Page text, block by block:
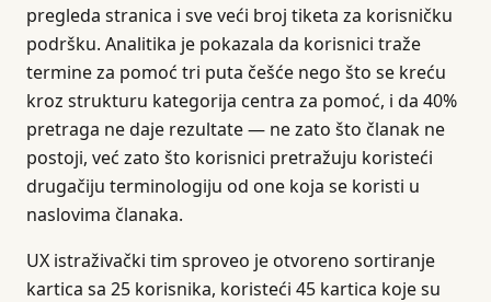
pregleda stranica i sve veći broj tiketa za korisničku
podršku. Analitika je pokazala da korisnici traže
termine za pomoć tri puta češće nego što se kreću
kroz strukturu kategorija centra za pomoć, i da 40%
pretraga ne daje rezultate — ne zato što članak ne
postoji, već zato što korisnici pretražuju koristeći
drugačiju terminologiju od one koja se koristi u
naslovima članaka.
UX istraživački tim sproveo je otvoreno sortiranje
kartica sa 25 korisnika, koristeći 45 kartica koje su